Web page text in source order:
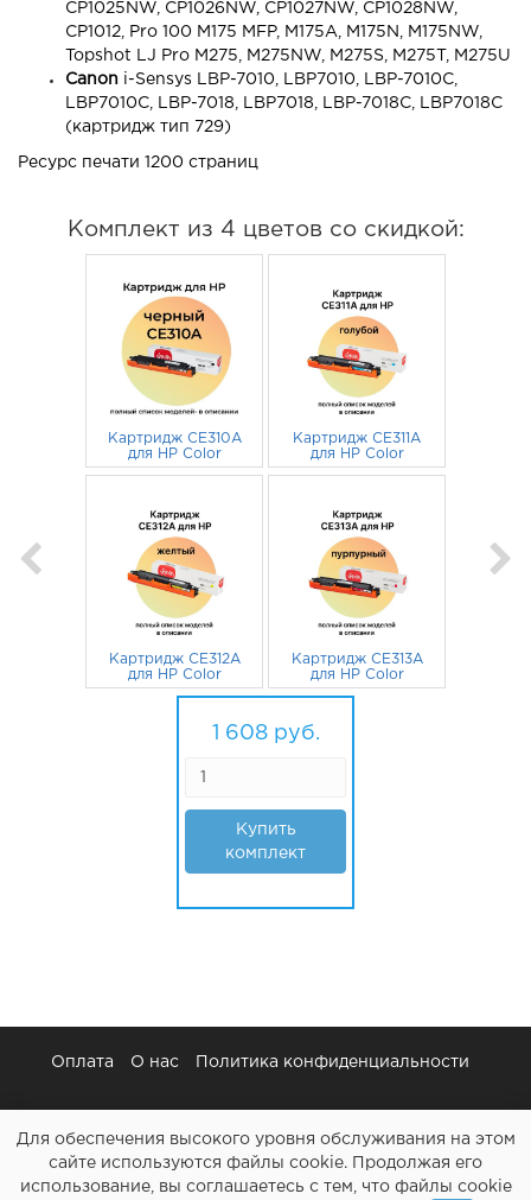
CP1025NW, CP1026NW, CP1027NW, CP1028NW,
CP1012, Pro 100 M175 MFP, M175A, M175N, M175NW,
Topshot LJ Pro M275, M275NW, M275S, M275T, M275U
Canon
i-Sensys LBP-7010, LBP7010, LBP-7010C,
LBP7010C, LBP-7018, LBP7018, LBP-7018C, LBP7018C
(картридж тип 729)
Ресурс печати 1200 страниц
Комплект из 4 цветов со скидкой:
Картридж CE310A
для HP Color
LaserJet CP1025,
M275 Sakura
черный
Картридж CE311A
для HP Color
LaserJet CP1025,
M275 Sakura
голубой
Картридж CE312A
для HP Color
LaserJet CP1025,
CP1025nw, M175,
M275 Sakura
Картридж CE313A
для HP Color
LaserJet CP1025,
CP1025nw, M175,
M275 Sakura
1 608руб.
Купить
комплект
Оплата О нас Политика конфиденциальности
Картриджи и все для ремонта принтеров - Расходочка.рф
Для обеспечения высокого уровня обслуживания на этом
сайте используются файлы cookie. Продолжая его
использование, вы соглашаетесь с тем, что файлы cookie